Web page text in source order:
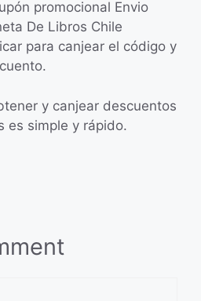
promocional Envio
De Libros Chile
para canjear el código y
y canjear descuentos
es simple y rápido.